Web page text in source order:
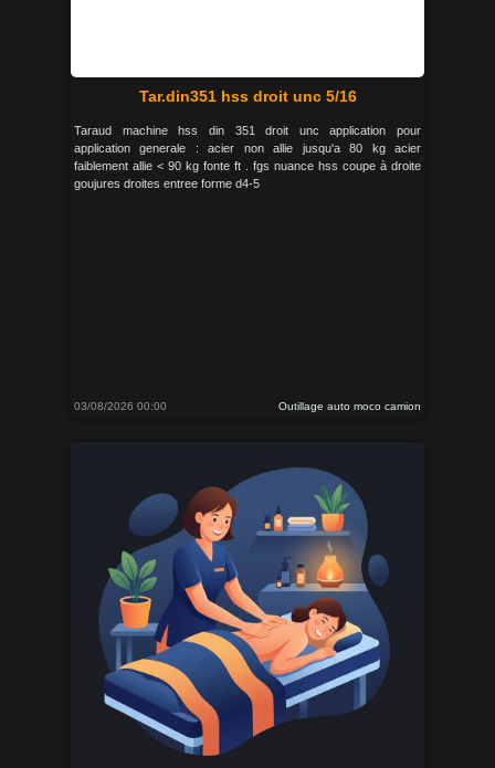
Tar.din351 hss droit unc 5/16
Taraud machine hss din 351 droit unc application pour
application generale : acier non allie jusqu'a 80 kg acier
faiblement allie < 90 kg fonte ft . fgs nuance hss coupe à droite
goujures droites entree forme d4-5
03/08/2026 00:00 Outillage auto moco camion